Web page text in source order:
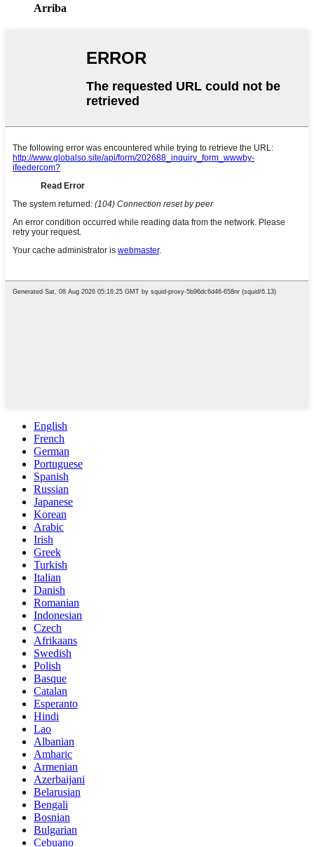
Arriba
English
French
German
Portuguese
Spanish
Russian
Japanese
Korean
Arabic
Irish
Greek
Turkish
Italian
Danish
Romanian
Indonesian
Czech
Afrikaans
Swedish
Polish
Basque
Catalan
Esperanto
Hindi
Lao
Albanian
Amharic
Armenian
Azerbaijani
Belarusian
Bengali
Bosnian
Bulgarian
Cebuano